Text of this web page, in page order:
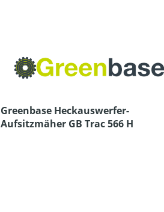
Greenbase Heckauswerfer-
Aufsitzmäher GB Trac 566 H